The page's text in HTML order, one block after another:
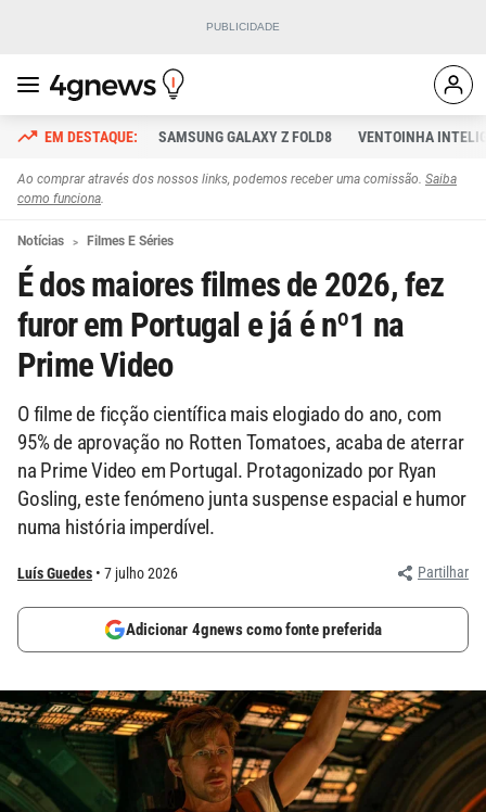
SAMSUNG GALAXY Z FOLD8 VENTOINHA
Ao comprar através dos nossos links, podemos receber uma comissão. Saiba
como funciona.
Notícias Filmes E Séries
É dos maiores filmes de 2026, fez
furor em Portugal e já é nº1 na
Prime Video
O filme de ficção científica mais elogiado do ano, com
95% de aprovação no Rotten Tomatoes, acaba de aterrar
na Prime Video em Portugal. Protagonizado por Ryan
Gosling, este fenómeno junta suspense espacial e humor
numa história imperdível.
Luís Guedes 7 julho 2026 Partilhar
Adicionar 4gnews como fonte preferida